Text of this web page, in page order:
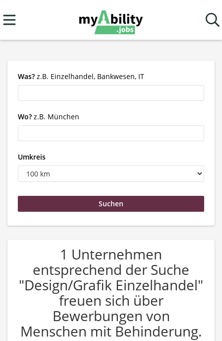
Was? z.B. Einzelhandel, Bankwesen, IT
Wo? z.B. München
Umkreis
1 Unternehmen
entsprechend der Suche
"Design/Grafik Einzelhandel"
freuen sich über
Bewerbungen von
Menschen mit Behinderung.